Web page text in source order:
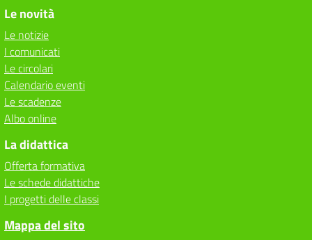
Le novità
Le notizie
I comunicati
Le circolari
Calendario eventi
Le scadenze
Albo online
La didattica
Offerta formativa
Le schede didattiche
I progetti delle classi
Mappa del sito